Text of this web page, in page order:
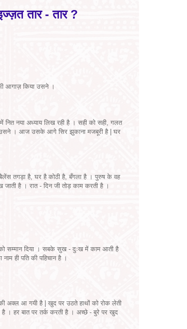
तार - तार ?
आगाज़ किया उसने ।
नया अध्याय लिख रही है । सही को सही, गलत
उसने । आज उसके आगे सिर झुकाना मजबूरी है | घर
तगड़ा है, घर है कोठी है, बँगला है । पुरुष के वह
है । रात - दिन जी तोड़ काम करती है ।
को सम्मान दिया । सबके सुख - दुःख में काम आती है
ही पति की पहिचान है ।
अक्ल आ गयी है | खुद पर उठते हाथों को रोक लेती
है । हर बात पर तर्क करती है । अच्छे - बुरे पर खुद